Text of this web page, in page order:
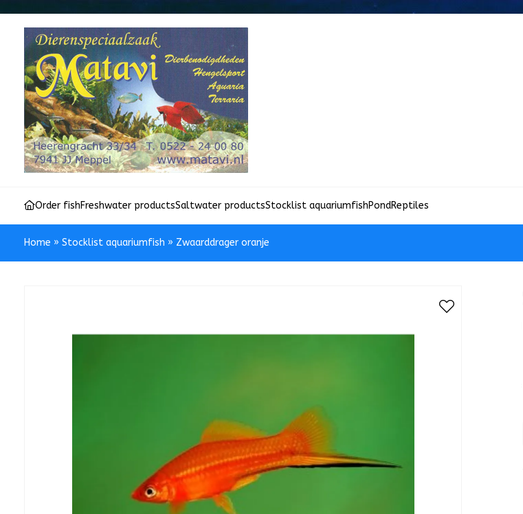
Order fishFreshwater productsSaltwater productsStocklist aquariumfishPondReptiles
Home » Stocklist aquariumfish » Zwaarddrager oranje